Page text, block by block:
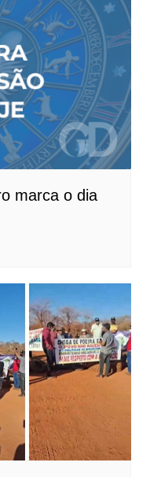
marca o dia